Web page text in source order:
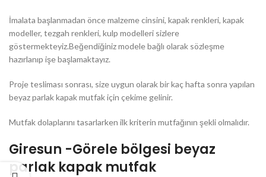
İmalata başlanmadan önce malzeme cinsini, kapak renkleri, kapak
modeller, tezgah renkleri, kulp modelleri sizlere
göstermekteyiz.Beğendiğiniz modele bağlı olarak sözleşme
hazırlanıp işe başlamaktayız.
Proje tesliması sonrası, size uygun olarak bir kaç hafta sonra yapılan
beyaz parlak kapak mutfak için çekime gelinir.
Mutfak dolaplarını tasarlarken ilk kriterin mutfağının şekli olmalıdır.
Giresun -Görele bölgesi beyaz
parlak kapak mutfak